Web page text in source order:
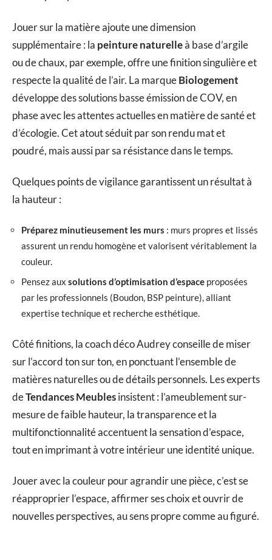
Jouer sur la matière ajoute une dimension
supplémentaire : la peinture naturelleà base d’argile
ou de chaux, par exemple, offre une finition singulière et
respecte la qualité de l’air. La marqueBiologement
développe des solutions basse émission de COV, en
phase avec les attentes actuelles en matière de santé et
d’écologie. Cet atout séduit par son rendu mat et
poudré, mais aussi par sa résistance dans le temps.
Quelques points de vigilance garantissent un résultat à
la hauteur :
Préparez minutieusement les murs : murs propres et lissés
assurent un rendu homogène et valorisent véritablement la
couleur.
Pensez aux solutions d’optimisation d’espace proposées
par les professionnels (Boudon, BSP peinture), alliant
expertise technique et recherche esthétique.
Côté finitions, la coach déco Audrey conseille de miser
sur l’accord ton sur ton, en ponctuant l’ensemble de
matières naturelles ou de détails personnels. Les experts
deTendances Meublesinsistent : l’ameublement sur-
mesure de faible hauteur, la transparence et la
multifonctionnalité accentuent la sensation d’espace,
tout en imprimant à votre intérieur une identité unique.
Jouer avec la couleur pour agrandir une pièce, c’est se
réapproprier l’espace, affirmer ses choix et ouvrir de
nouvelles perspectives, au sens propre comme au figuré.